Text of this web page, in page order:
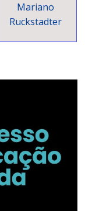
Mariano
Ruckstadter